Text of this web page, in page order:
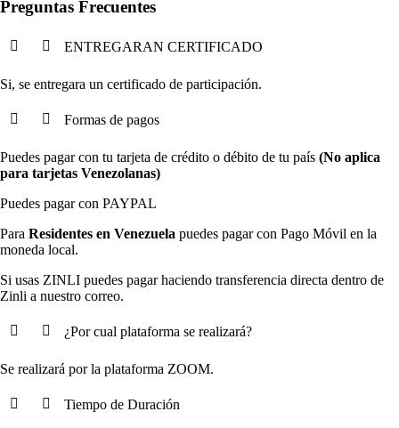
Preguntas Frecuentes
ENTREGARAN CERTIFICADO
Si, se entregara un certificado de participación.
Formas de pagos
Puedes pagar con tu tarjeta de crédito o débito de tu país (No aplica
para tarjetas Venezolanas)
Puedes pagar con PAYPAL
Para Residentes en Venezuela puedes pagar con Pago Móvil en la
moneda local.
Si usas ZINLI puedes pagar haciendo transferencia directa dentro de
Zinli a nuestro correo.
¿Por cual plataforma se realizará?
Se realizará por la plataforma ZOOM.
Tiempo de Duración